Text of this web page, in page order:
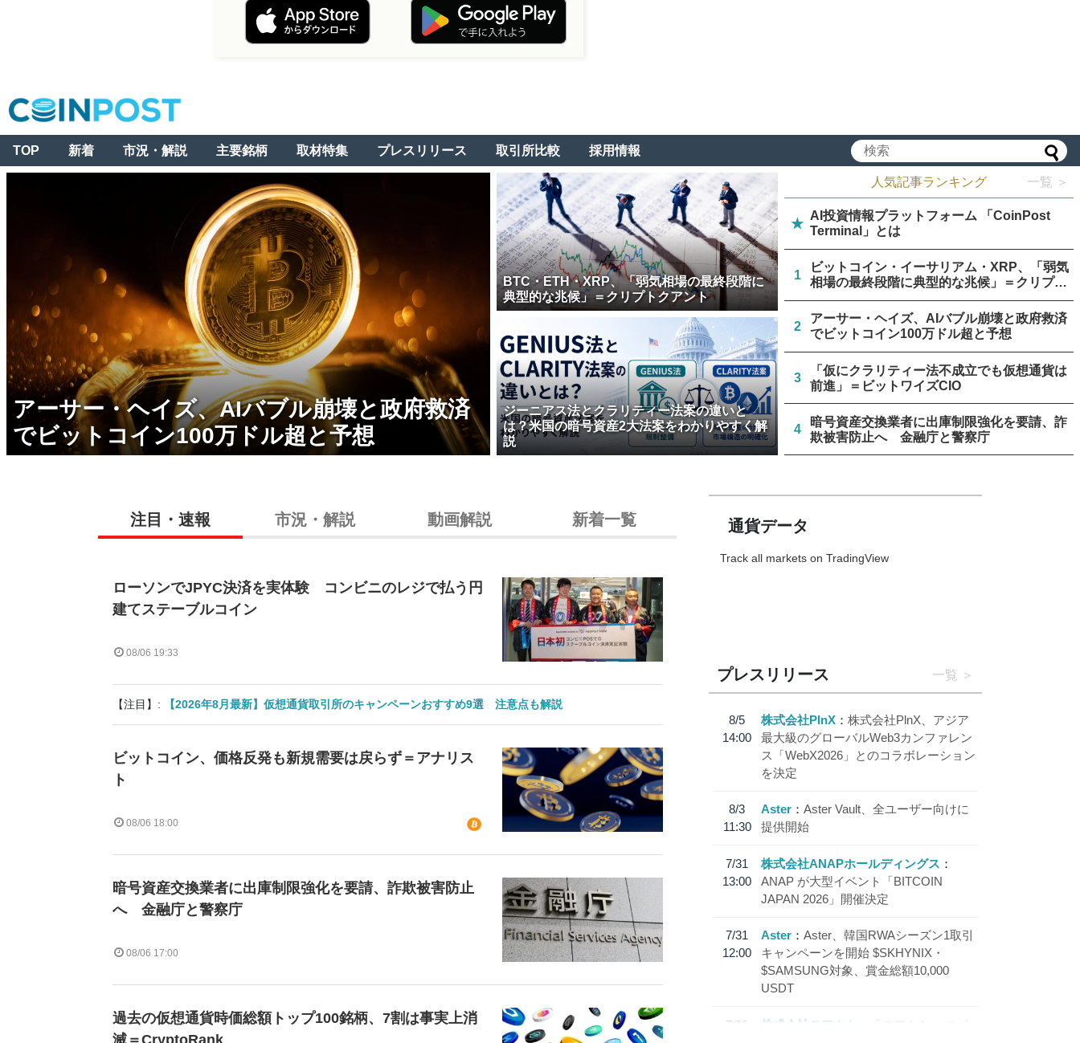
TOP 新着 市況・解説 主要銘柄 取材特集 プレスリリース 取引所比較 採用情報
アーサー・ヘイズ、AIバブル崩壊と政府救済
でビットコイン100万ドル超と予想
BTC・ETH・XRP、「弱気相場の最終段階に
典型的な兆候」＝クリプトクアント
ジーニアス法とクラリティー法案の違いと
は？米国の暗号資産2大法案をわかりやすく解
説
人気記事ランキング 一覧 ＞
★
AI投資情報プラットフォーム 「CoinPost
Terminal」とは
1
ビットコイン・イーサリアム・XRP、「弱気
相場の最終段階に典型的な兆候」＝クリプト
クアント
2
アーサー・ヘイズ、AIバブル崩壊と政府救済
でビットコイン100万ドル超と予想
3
「仮にクラリティー法不成立でも仮想通貨は
前進」＝ビットワイズCIO
4
暗号資産交換業者に出庫制限強化を要請、詐
欺被害防止へ 金融庁と警察庁
注目・速報 市況・解説 動画解説 新着一覧
ローソンでJPYC決済を実体験 コンビニのレジで払う円
建てステーブルコイン
08/06 19:33
【注目】: 【2026年8月最新】仮想通貨取引所のキャンペーンおすすめ9選 注意点も解説
ビットコイン、価格反発も新規需要は戻らず＝アナリス
ト
08/06 18:00
暗号資産交換業者に出庫制限強化を要請、詐欺被害防止
へ 金融庁と警察庁
08/06 17:00
過去の仮想通貨時価総額トップ100銘柄、7割は事実上消
通貨データ
Track all markets on TradingView
プレスリリース 一覧
8/5
14:00
株式会社PlnX
株式会社PlnX、アジア
最大級のグローバルWeb3カンファレン
ス「WebX2026」とのコラボレーション
を決定
8/3
11:30
Aster
Aster Vault、全ユーザー向けに
提供開始
7/31
13:00
株式会社ANAPホールディングス
ANAP が大型イベント「BITCOIN
JAPAN 2026」開催決定
7/31
12:00
Aster
Aster、韓国RWAシーズン1取引
キャンペーンを開始 $SKHYNIX・
$SAMSUNG対象、賞金総額10,000
USDT
7/30
株式会社モアクト
「モアクト」 のポ